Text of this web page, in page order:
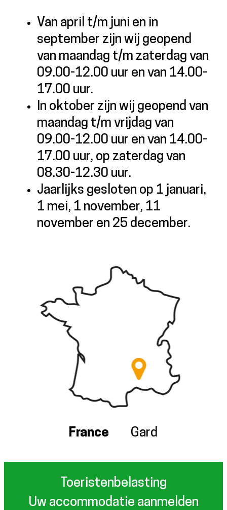
Van april t/m juni en in
september zijn wij geopend
van maandag t/m zaterdag van
09.00-12.00 uur en van 14.00-
17.00 uur.
In oktober zijn wij geopend van
maandag t/m vrijdag van
09.00-12.00 uur en van 14.00-
17.00 uur, op zaterdag van
08.30-12.30 uur.
Jaarlijks gesloten op 1 januari,
1 mei, 1 november, 11
november en 25 december.
France Gard
Toeristenbelasting
Uw accommodatie aanmelden